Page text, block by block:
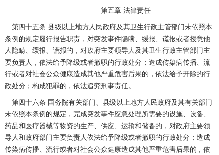
第五章 法律责任
第四十五条 县级以上地方人民政府及其卫生行政主管部门未依照本
条例的规定履行报告职责，对突发事件隐瞒、缓报、谎报或者授意他
人隐瞒、缓报、谎报的，对政府主要领导人及其卫生行政主管部门主
要负责人，依法给予降级或者撤职的行政处分；造成传染病传播、流
行或者对社会公众健康造成其他严重危害后果的，依法给予开除的行
政处分；构成犯罪的，依法追究刑事责任。
第四十六条 国务院有关部门、县级以上地方人民政府及其有关部门
未依照本条例的规定，完成突发事件应急处理所需要的设施、设备、
药品和医疗器械等物资的生产、供应、运输和储备的，对政府主要领
导人和政府部门主要负责人依法给予降级或者撤职的行政处分；造成
传染病传播、流行或者对社会公众健康造成其他严重危害后果的，依